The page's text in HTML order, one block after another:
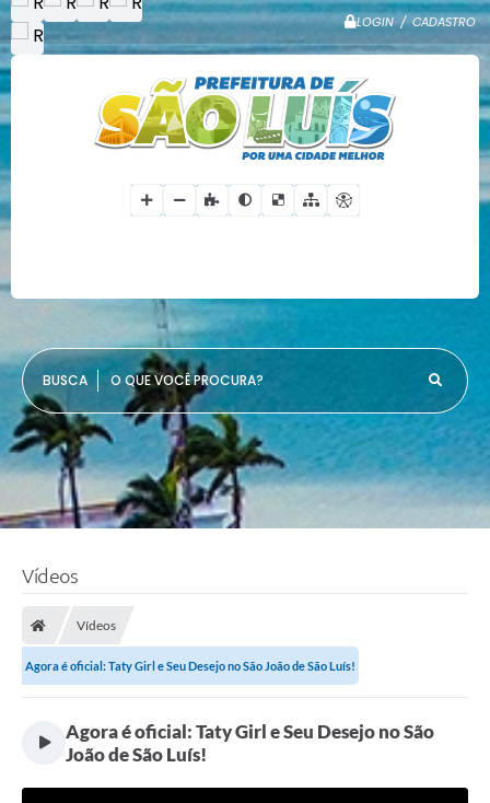
LOGIN / CADASTRO
O QUE VOCÊ PROCURA?
Vídeos
Vídeos
Agora é oficial: Taty Girl e Seu Desejo no São João de São Luís!
Agora é oficial: Taty Girl e Seu Desejo no São
João de São Luís!